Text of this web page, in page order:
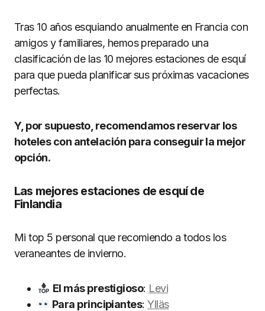
Tras 10 años esquiando anualmente en Francia con
amigos y familiares, hemos preparado una
clasificación de las 10 mejores estaciones de esquí
para que pueda planificar sus próximas vacaciones
perfectas.
Y, por supuesto, recomendamos reservar los
hoteles con antelación para conseguir la mejor
opción.
Las mejores estaciones de esquí de
Finlandia
Mi top 5 personal que recomiendo a todos los
veraneantes de invierno.
El más prestigioso: Levi
Para principiantes:Ylläs